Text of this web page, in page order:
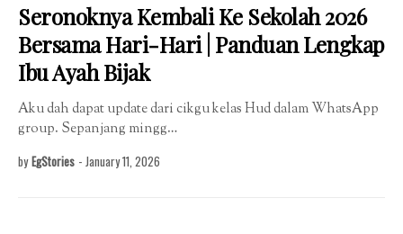
Seronoknya Kembali Ke Sekolah 2026
Bersama Hari-Hari | Panduan Lengkap
Ibu Ayah Bijak
Aku dah dapat update dari cikgu kelas Hud dalam WhatsApp
group. Sepanjang mingg…
by EgStories - January 11, 2026